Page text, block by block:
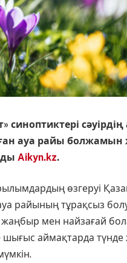
синоптиктері
ауа райы болжамын
Aikyn.kz.
өзгеруі
райының тұрақсыз
мен найзағай
шығыс аймақтарда